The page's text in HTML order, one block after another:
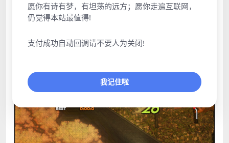
点击展开预览更多游戏图片
愿你有诗有梦，有坦荡的远方；愿你走遍互联网，
仍觉得本站最值得!
支付成功自动回调请不要人为关闭!
我记住啦